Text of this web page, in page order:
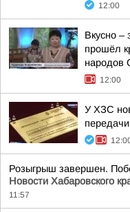
12:00
Вкусно –
прошёл
народов
12:00
У ХЗС
Розыгрыш завершен.
Новости Хабаровского
11:57